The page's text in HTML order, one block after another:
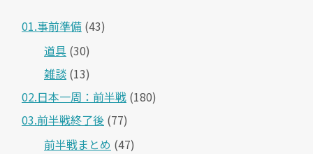
01.事前準備 (43)
道具 (30)
雑談 (13)
02.日本一周：前半戦 (180)
03.前半戦終了後 (77)
前半戦まとめ (47)